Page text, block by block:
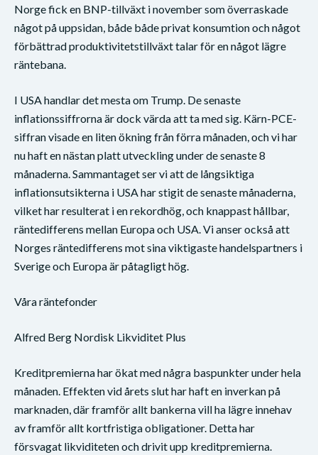
Norge fick en BNP-tillväxt i november som överraskade
något på uppsidan, både både privat konsumtion och något
förbättrad produktivitetstillväxt talar för en något lägre
räntebana.
I USA handlar det mesta om Trump. De senaste
inflationssiffrorna är dock värda att ta med sig. Kärn-PCE-
siffran visade en liten ökning från förra månaden, och vi har
nu haft en nästan platt utveckling under de senaste 8
månaderna. Sammantaget ser vi att de långsiktiga
inflationsutsikterna i USA har stigit de senaste månaderna,
vilket har resulterat i en rekordhög, och knappast hållbar,
räntedifferens mellan Europa och USA. Vi anser också att
Norges räntedifferens mot sina viktigaste handelspartners i
Sverige och Europa är påtagligt hög.
Våra räntefonder
Alfred Berg Nordisk Likviditet Plus
Kreditpremierna har ökat med några baspunkter under hela
månaden. Effekten vid årets slut har haft en inverkan på
marknaden, där framför allt bankerna vill ha lägre innehav
av framför allt kortfristiga obligationer. Detta har
försvagat likviditeten och drivit upp kreditpremierna.